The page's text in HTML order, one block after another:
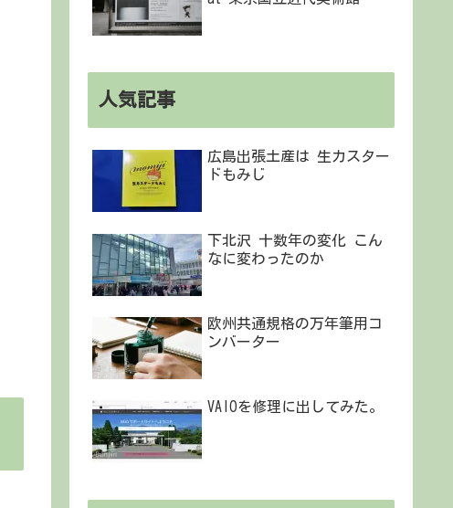
人気記事
広島出張土産は 生カスター
ドもみじ
下北沢 十数年の変化 こん
なに変わったのか
欧州共通規格の万年筆用コ
ンバーター
VAIOを修理に出してみた。